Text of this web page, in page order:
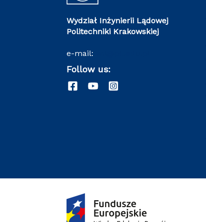
Wydział Inżynierii Lądowej
Politechniki Krakowskiej
e-mail:
Follow us: